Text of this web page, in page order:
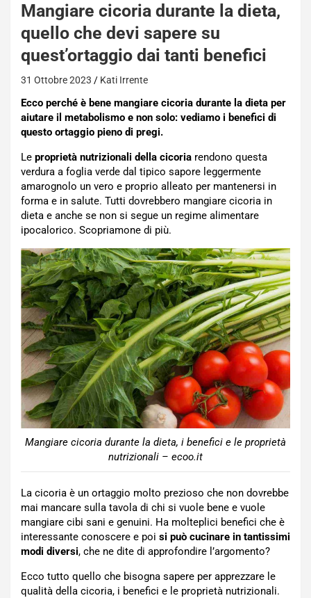
Mangiare cicoria durante la dieta,
quello che devi sapere su
quest’ortaggio dai tanti benefici
31 Ottobre 2023 Kati Irrente
Ecco perché è bene mangiare cicoria durante la dieta per
aiutare il metabolismo e non solo: vediamo i benefici di
questo ortaggio pieno di pregi.
Le proprietà nutrizionali della cicoria rendono questa
verdura a foglia verde dal tipico sapore leggermente
amarognolo un vero e proprio alleato per mantenersi in
forma e in salute. Tutti dovrebbero mangiare cicoria in
dieta e anche se non si segue un regime alimentare
ipocalorico. Scopriamone di più.
Mangiare cicoria durante la dieta, i benefici e le proprietà
nutrizionali – ecoo.it
La cicoria è un ortaggio molto prezioso che non dovrebbe
mai mancare sulla tavola di chi si vuole bene e vuole
mangiare cibi sani e genuini. Ha molteplici benefici che è
interessante conoscere e poi si può cucinare in tantissimi
modi diversi, che ne dite di approfondire l’argomento?
Ecco tutto quello che bisogna sapere per apprezzare le
qualità della cicoria, i benefici e le proprietà nutrizionali.